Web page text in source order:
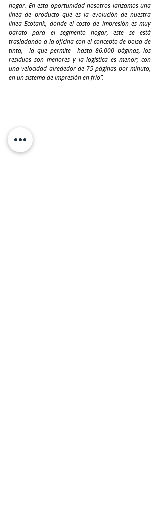
hogar. En esta oportunidad nosotros lanzamos una
línea de producto que es la evolución de nuestra
línea Ecotank, donde el costo de impresión es muy
barato para el segmento hogar, este se está
trasladando a la oficina con el concepto de bolsa de
tinta,  la que permite  hasta 86.000 páginas, los
residuos son menores y la logística es menor; con
una velocidad alrededor de 75 páginas por minuto,
en un sistema de impresión en frio”.